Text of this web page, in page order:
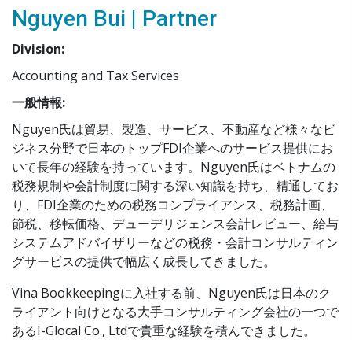
Nguyen Bui | Partner
Division:
Accounting and Tax Services
一般情報:
Nguyen氏は貿易、製造、サービス、不動産など様々なビ
ジネス分野で日本のトップFDI企業へのサービス提供にお
いて長年の経験を持っています。Nguyen氏はベトナムの
税務規制や会計制度に関する深い知識を持ち、精通してお
り、FDI企業のための税務コンプライアンス、税務計画、
節税、移転価格、デューデリジェンス会計レビュー、給与
システムアドバイザリーなどの税務・会計コンサルティン
グサービスの提供で幅広く成長してきました。
Vina Bookkeepingに入社する前、Nguyen氏は日本のク
ライアント向けとなる大手コンサルティング会社の一つで
あるI-Glocal Co., Ltdで貴重な経験を積んできました。